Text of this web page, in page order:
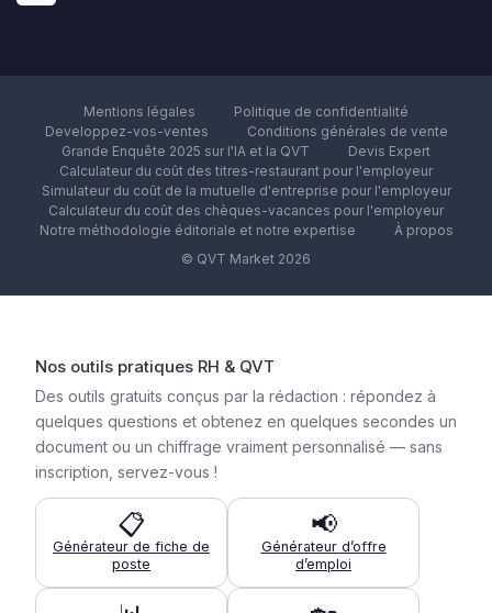
Mentions légales
Politique de confidentialité
Developpez-vos-ventes
Conditions générales de vente
Grande Enquête 2025 sur l'IA et la QVT
Devis Expert
Calculateur du coût des titres-restaurant pour l'employeur
Simulateur du coût de la mutuelle d'entreprise pour l'employeur
Calculateur du coût des chèques-vacances pour l'employeur
Notre méthodologie éditoriale et notre expertise
À propos
© QVT Market 2026
Nos outils pratiques RH & QVT
Des outils gratuits conçus par la rédaction : répondez à
quelques questions et obtenez en quelques secondes un
document ou un chiffrage vraiment personnalisé — sans
inscription, servez-vous !
📋
Générateur de fiche de
poste
📢
Générateur d’offre
d’emploi